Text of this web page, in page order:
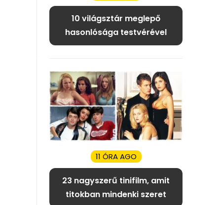
10 világsztár meglepő
hasonlósága testvérével
11 ÓRA AGO
23 nagyszerű tinifilm, amit
titokban mindenki szeret